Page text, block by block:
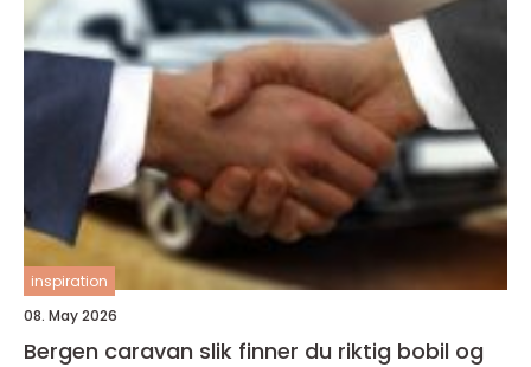
inspiration
08. May 2026
Bergen caravan slik finner du riktig bobil og